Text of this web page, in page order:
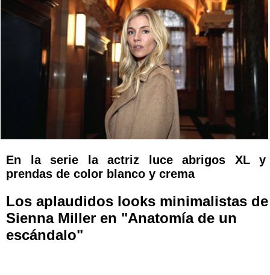
En la serie la actriz luce abrigos XL y
prendas de color blanco y crema
Los aplaudidos looks minimalistas de
Sienna Miller en "Anatomía de un
escándalo"